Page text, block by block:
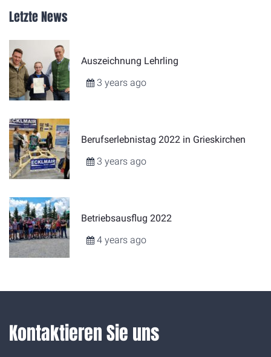
Letzte News
Auszeichnung Lehrling
3 years ago
Berufserlebnistag 2022 in Grieskirchen
3 years ago
Betriebsausflug 2022
4 years ago
Kontaktieren Sie uns